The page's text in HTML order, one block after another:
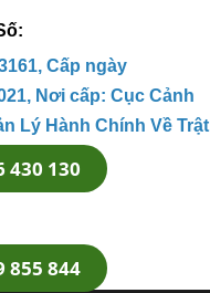
Cấp ngày
Nơi cấp: Cục Cảnh
Lý Hành Chính Về Trật
855 844
430 130